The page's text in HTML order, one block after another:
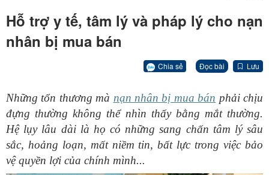
Hỗ trợ y tế, tâm lý và pháp lý cho nạn
nhân bị mua bán
Chia sẻ Đọc bài Lưu
Những tổn thương mà nạn nhân bị mua bán phải chịu
đựng thường không thể nhìn thấy bằng mắt thường.
Hệ lụy lâu dài là họ có những sang chấn tâm lý sâu
sắc, hoảng loạn, mất niềm tin, bất lực trong việc bảo
vệ quyền lợi của chính mình...